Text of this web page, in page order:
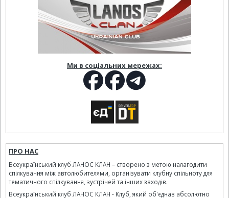
Ми в соціальних мережах:
ПРО НАС
Всеукраїнський клуб ЛАНОС КЛАН – створено з метою налагодити
спілкування між автолюбителями, організувати клубну спільноту для
тематичного спілкування, зустрічей та інших заходів.
Всеукраїнський клуб ЛАНОС КЛАН - Клуб, який об'єднав абсолютно